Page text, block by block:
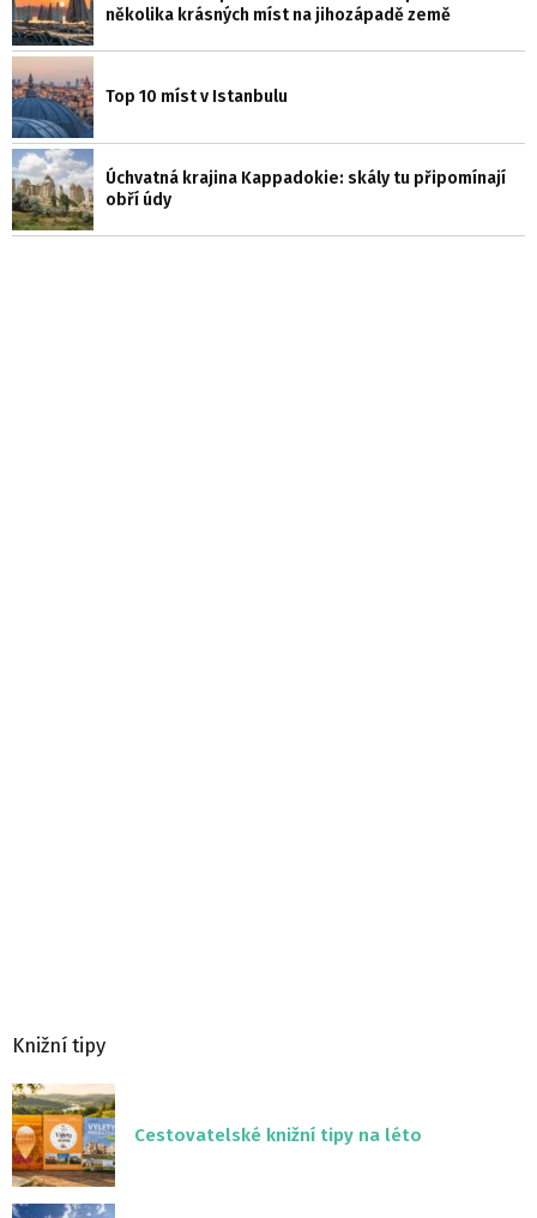
několika krásných míst na jihozápadě země
Top 10 míst v Istanbulu
Úchvatná krajina Kappadokie: skály tu připomínají
obří údy
Knižní tipy
Cestovatelské knižní tipy na léto